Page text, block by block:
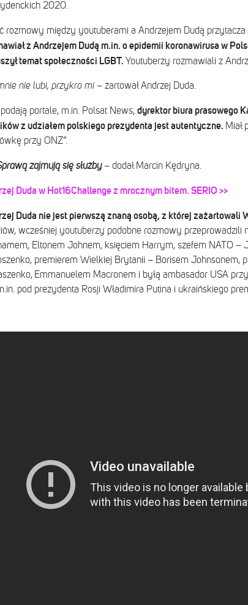
2020.
rozmowy między youtuberami a Andrzejem Dudą przytacza
z Andrzejem Dudą m.in. o epidemii koronawirusa w
temat społeczności LGBT. Youtuberzy rozmawiali z
nie lubi, przykro mi– żartował Andrzej Duda.
portale, m.in. Polsat News, dyrektor biura prasowego
z udziałem polskiego prezydenta jest autentyczne. Miał
przy ONZ”.
zajmują się służby – dodał Marcin Kędryna.
Duda w Hot16Challenge z mrocznym bitem. SERIO >>
Duda nie jest pierwszą znaną osobą, z której zażartowali
wcześniej youtuberzy podobne rozmowy przeprowadzili
Eltonem Johnem, księciem Harrym, szefem NATO
premierem Wielkiej Brytanii – Borisem Johnsonem,
Emmanuelem Macronem i byłą ambasador USA
pod prezydenta Rosji Władimira Putina i ukraińskiego